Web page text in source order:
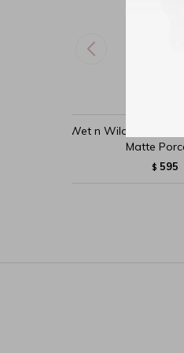
Wet n Wild Base
Matte
$ 595